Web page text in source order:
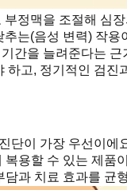
정맥을 조절해 심
는(음성 변력) 작
간을 늘려준다는
고, 정기적인 검진
단이 가장 우선이에
복용할 수 있는 제품
담과 치료 효과를 균